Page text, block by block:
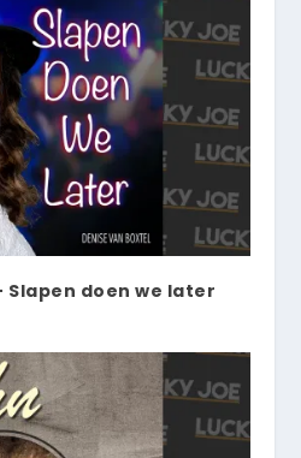
Slapen doen we later